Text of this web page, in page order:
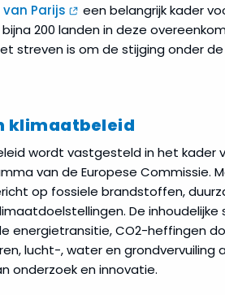
Parijs
een belangrijk kader
bijna 200 landen in deze
streven is om de stijging onder de
klimaatbeleid
wordt vastgesteld in het kader
van de Europese Commissie.
op fossiele brandstoffen,
De inhoudelijke
energietransitie, CO2-heffingen
lucht-, water en grondvervuiling
onderzoek en innovatie.